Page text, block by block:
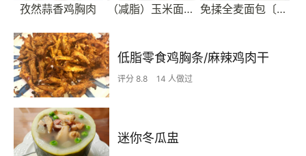
孜然蒜香鸡胸肉 （减脂）玉米面菜团子 免揉全麦面包〔无糖无油〕
低脂零食鸡胸条/麻辣鸡肉干
评分 8.8 14 人做过
迷你冬瓜盅